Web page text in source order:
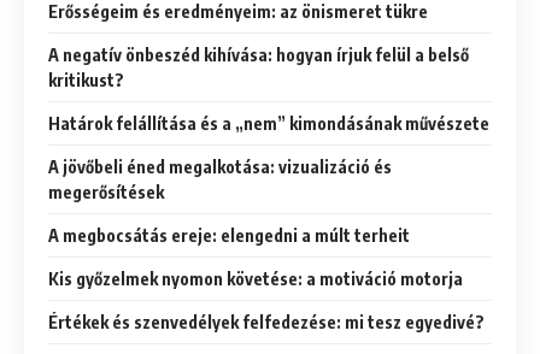
Erősségeim és eredményeim: az önismeret tükre
A negatív önbeszéd kihívása: hogyan írjuk felül a belső
kritikust?
Határok felállítása és a „nem” kimondásának művészete
A jövőbeli éned megalkotása: vizualizáció és
megerősítések
A megbocsátás ereje: elengedni a múlt terheit
Kis győzelmek nyomon követése: a motiváció motorja
Értékek és szenvedélyek felfedezése: mi tesz egyedivé?